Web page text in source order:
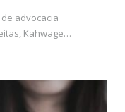
advocacia
Kahwage…